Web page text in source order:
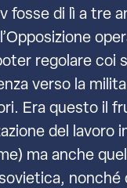
fosse di lì a tre
regolare coi
verso la
Era questo il
del
ma anche